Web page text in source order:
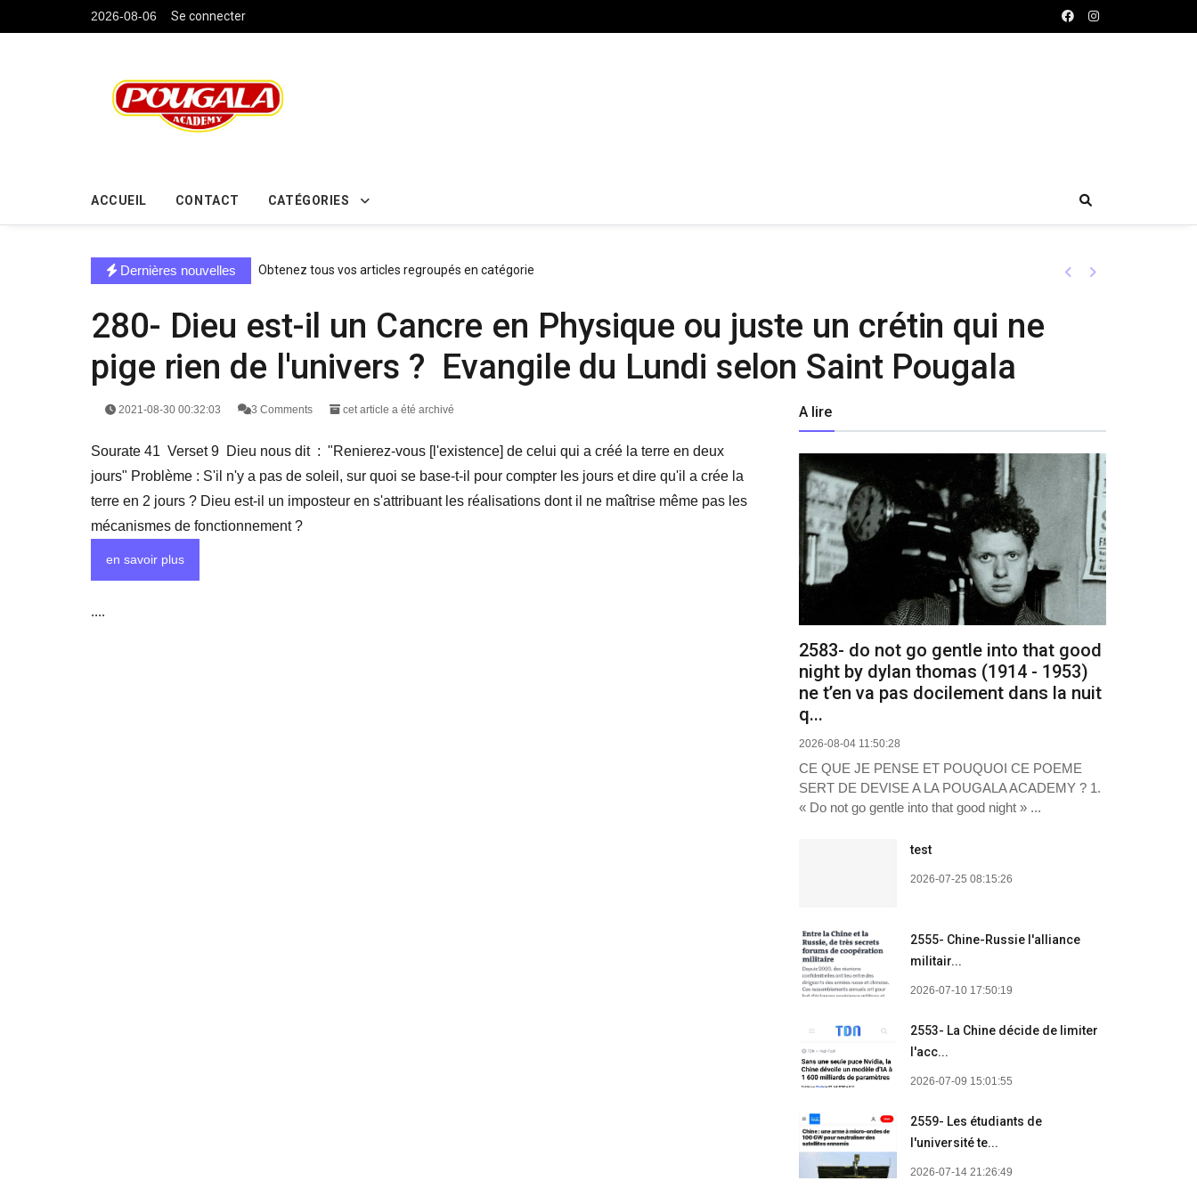
2026-08-06 Se connecter
ACCUEIL CONTACT CATÉGORIES
Dernières nouvelles Obtenez tous vos articles regroupés en catégorie
Previous
Next
280- Dieu est-il un Cancre en Physique ou juste un crétin qui ne
pige rien de l'univers ? Evangile du Lundi selon Saint Pougala
2021-08-30 00:32:03 3 Comments cet article a été archivé
Sourate 41 Verset 9 Dieu nous dit : "Renierez-vous [l'existence] de celui qui a créé la terre en deux
jours" Problème : S'il n'y a pas de soleil, sur quoi se base-t-il pour compter les jours et dire qu'il a crée la
terre en 2 jours ? Dieu est-il un imposteur en s'attribuant les réalisations dont il ne maîtrise même pas les
mécanismes de fonctionnement ?
en savoir plus
....
A lire
2583- do not go gentle into that good
night by dylan thomas (1914 - 1953)
ne t’en va pas docilement dans la nuit
q...
2026-08-04 11:50:28
CE QUE JE PENSE ET POUQUOI CE POEME
SERT DE DEVISE A LA POUGALA ACADEMY ? 1.
« Do not go gentle into that good night » ...
test
2026-07-25 08:15:26
2555- Chine-Russie l'alliance
militair...
2026-07-10 17:50:19
2553- La Chine décide de limiter
l'acc...
2026-07-09 15:01:55
2559- Les étudiants de
l'université te...
2026-07-14 21:26:49